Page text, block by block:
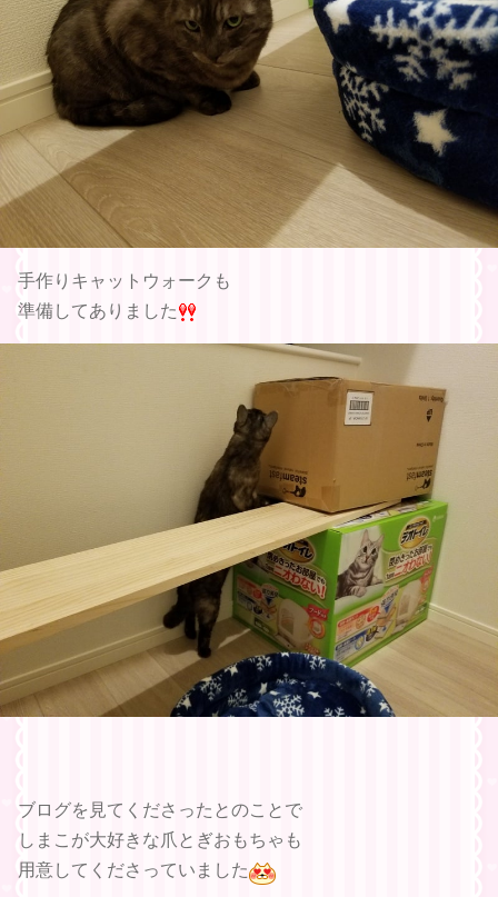
手作りキャットウォークも
準備してありました
ブログを見てくださったとのことで
しまこが大好きな爪とぎおもちゃも
用意してくださっていました